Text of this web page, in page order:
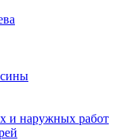
и наружных работ